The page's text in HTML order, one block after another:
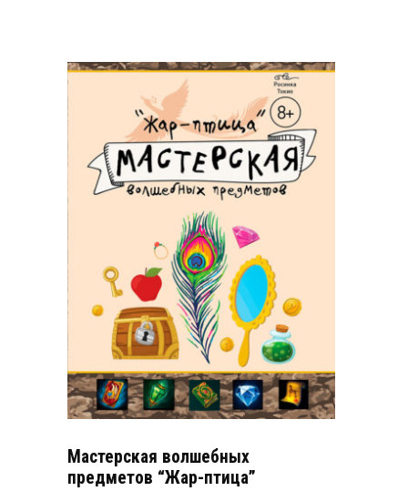
Мастерская волшебных
предметов “Жар-птица”